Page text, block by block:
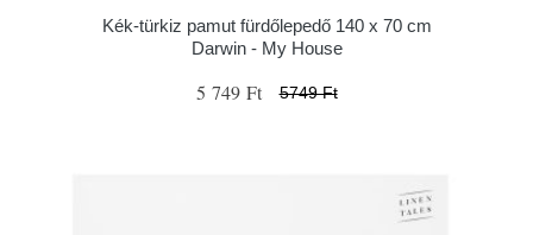
Kék-türkiz pamut fürdőlepedő 140 x 70 cm
Darwin - My House
5 749 Ft 5749 Ft